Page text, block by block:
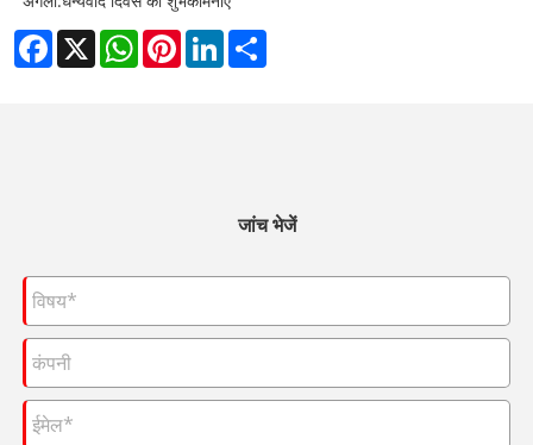
Facebook
X WhatsAppPinterestLinkedIn
जांच भेजें